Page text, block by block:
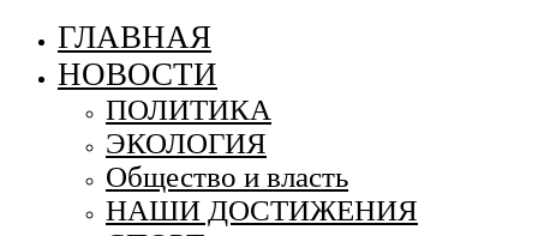
ГЛАВНАЯ
НОВОСТИ
ПОЛИТИКА
ЭКОЛОГИЯ
Общество и власть
НАШИ ДОСТИЖЕНИЯ